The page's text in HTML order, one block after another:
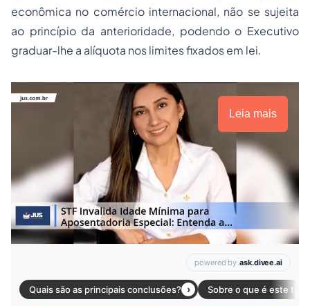
econômica no comércio internacional, não se sujeita
ao princípio da anterioridade, podendo o Executivo
graduar-lhe a alíquota nos limites fixados em lei.
Leia mais